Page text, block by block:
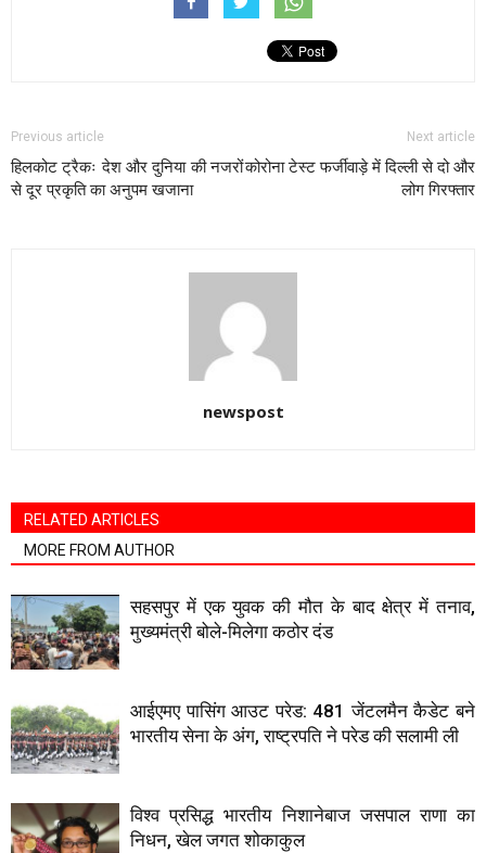
Previous article
हिलकोट ट्रैकः देश और दुनिया की नजरों
से दूर प्रकृति का अनुपम खजाना
Next article
कोरोना टेस्ट फर्जीवाड़े में दिल्ली से दो और
लोग गिरफ्तार
newspost
RELATED ARTICLES
MORE FROM AUTHOR
सहसपुर में एक युवक की मौत के बाद क्षेत्र में तनाव,
मुख्यमंत्री बोले-मिलेगा कठोर दंड
आईएमए पासिंग आउट परेड: 481 जेंटलमैन कैडेट बने
भारतीय सेना के अंग, राष्ट्रपति ने परेड की सलामी ली
विश्व प्रसिद्ध भारतीय निशानेबाज जसपाल राणा का
निधन, खेल जगत शोकाकुल